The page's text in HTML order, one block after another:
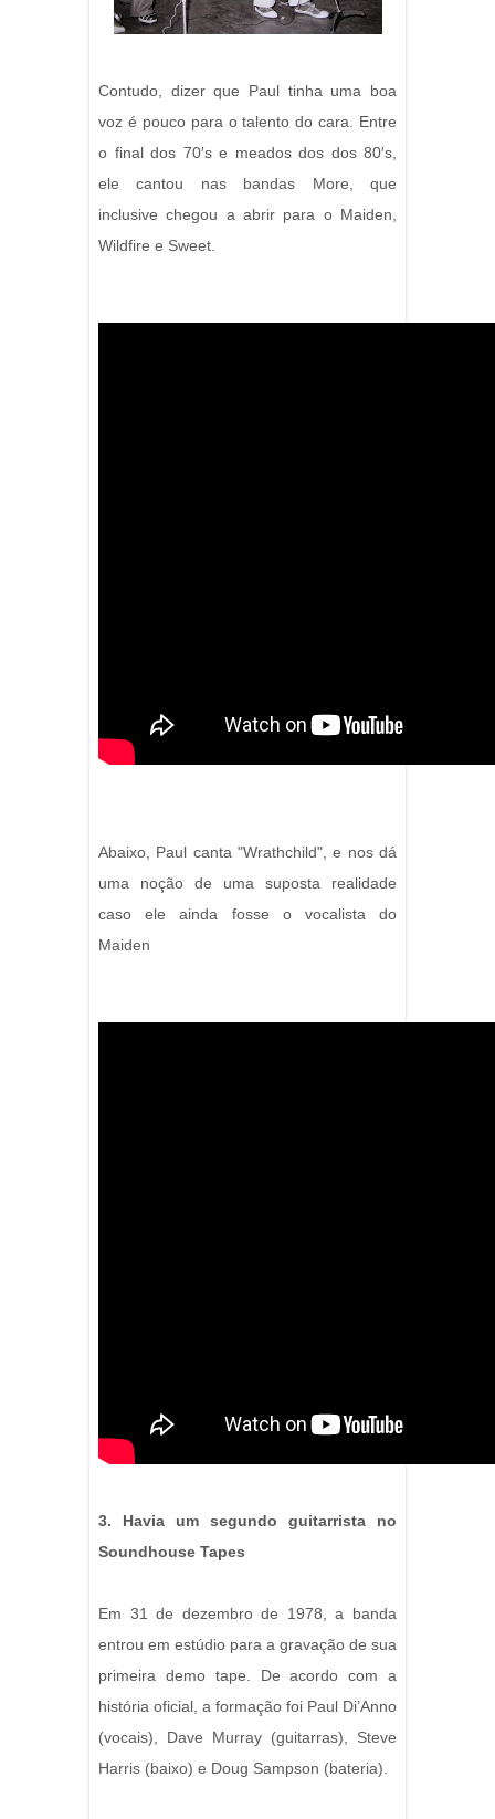
Contudo, dizer que Paul tinha uma boa
voz é pouco para o talento do cara. Entre
o final dos 70′s e meados dos dos 80′s,
ele cantou nas bandas More, que
inclusive chegou a abrir para o Maiden,
Wildfire e Sweet.
Abaixo, Paul canta "Wrathchild", e nos dá
uma noção de uma suposta realidade
caso ele ainda fosse o vocalista do
Maiden
3. Havia um segundo guitarrista no
Soundhouse Tapes
Em 31 de dezembro de 1978, a banda
entrou em estúdio para a gravação de sua
primeira demo tape. De acordo com a
história oficial, a formação foi Paul Di’Anno
(vocais), Dave Murray (guitarras), Steve
Harris (baixo) e Doug Sampson (bateria).